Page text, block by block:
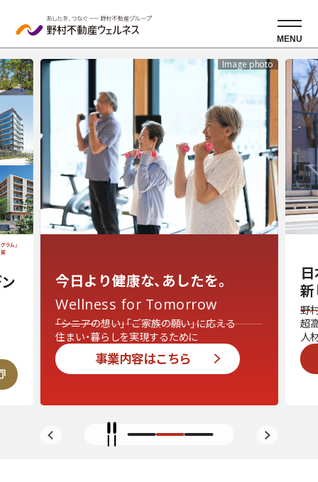
MENU
ホーム
企業情報
事業内容
採用情報
不動産のご相談
ニュースリリース
個人情報の取扱いについて
ソーシャルメディアポリシー
【事業者限定】お取引先様通報等窓
Image photo
今日より健康な、あしたを。
Wellness for Tomorrow
「シニアの想い」「ご家族の願い」に応える
住まい・暮らしを実現するために
事業内容はこちら
新
野
超
人